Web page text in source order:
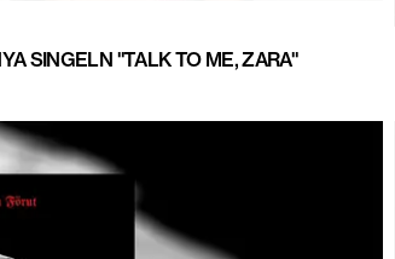
SINGELN "TALK TO ME, ZARA"